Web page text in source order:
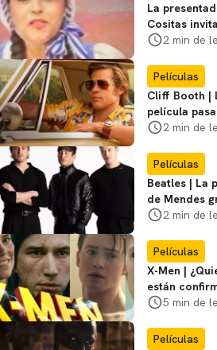
La
Cositas
visitar el
Miasma
2 min de
Películas
Cliff Booth |
película
nuevas
2 min de
Películas
Beatles | La
de Mendes
escenas en la
2 min de
Películas
X-Men |
están
en la
favoritos
5 min de
Películas